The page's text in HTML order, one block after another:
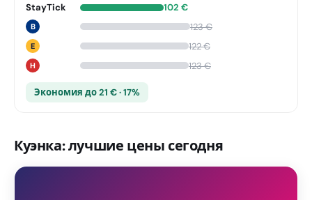
StayTick 102 €
B 123€
E 122€
H 123€
Экономия до 21 € · 17%
Куэнка: лучшие цены сегодня